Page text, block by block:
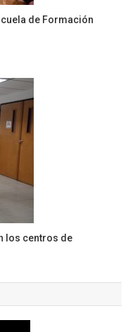
de Formación
los centros de